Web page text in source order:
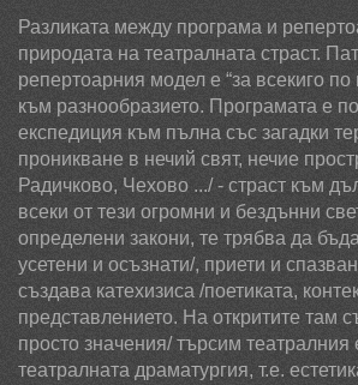
Разликата между програма и
природата на театралната страст.
репертоарния модел е “за всекиго по
към разнообразието. Програмата е
експедиция към пълна със загадки
проникване в нечий свят, нечие
Радичково, Чехово .../ - страст към
всеки от тези огромни и бездънни
определени закони, те трябва да
усетени и осъзнати/, приети и
създава катехизиса /поетиката,
представлението. На откритите там
просто значения/ търсим театралния
театралната драматургия, т.е.